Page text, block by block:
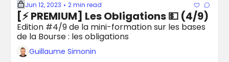
Jun 12, 2023 • 2 min read
[⚡️ PREMIUM] Les Obligations 💵 (4/9)
Edition #4/9 de la mini-formation sur les bases
de la Bourse : les obligations
Guillaume Simonin